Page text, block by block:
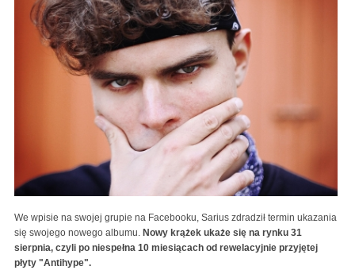
We wpisie na swojej grupie na Facebooku, Sarius zdradził termin ukazania
się swojego nowego albumu. Nowy krążek ukaże się na rynku 31
sierpnia, czyli po niespełna 10 miesiącach od rewelacyjnie przyjętej
płyty "Antihype".